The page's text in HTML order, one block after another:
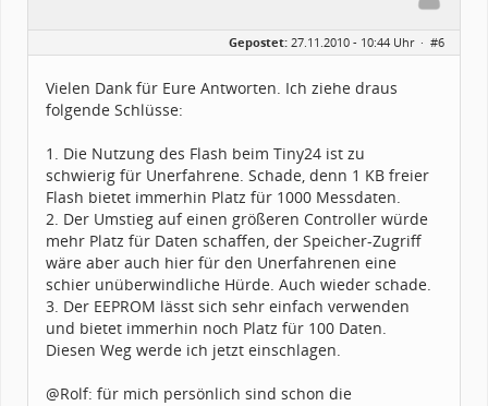
Gepostet: 27.11.2010 - 10:44 Uhr · #6
Vielen Dank für Eure Antworten. Ich ziehe draus
folgende Schlüsse:
1. Die Nutzung des Flash beim Tiny24 ist zu
schwierig für Unerfahrene. Schade, denn 1 KB freier
Flash bietet immerhin Platz für 1000 Messdaten.
2. Der Umstieg auf einen größeren Controller würde
mehr Platz für Daten schaffen, der Speicher-Zugriff
wäre aber auch hier für den Unerfahrenen eine
schier unüberwindliche Hürde. Auch wieder schade.
3. Der EEPROM lässt sich sehr einfach verwenden
und bietet immerhin noch Platz für 100 Daten.
Diesen Weg werde ich jetzt einschlagen.
@Rolf: für mich persönlich sind schon die